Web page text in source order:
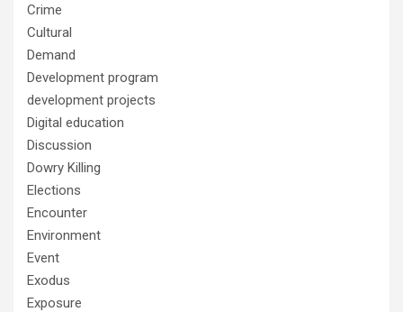
Crime
Cultural
Demand
Development program
development projects
Digital education
Discussion
Dowry Killing
Elections
Encounter
Environment
Event
Exodus
Exposure